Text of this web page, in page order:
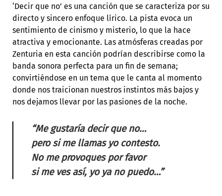
‘Decir que no’ es una canción que se caracteriza por su
directo y sincero enfoque lírico. La pista evoca un
sentimiento de cinismo y misterio, lo que la hace
atractiva y emocionante. Las atmósferas creadas por
Zenturia en esta canción podrían describirse como la
banda sonora perfecta para un fin de semana;
convirtiéndose en un tema que le canta al momento
donde nos traicionan nuestros instintos más bajos y
nos dejamos llevar por las pasiones de la noche.
“Me gustaría decir que no…
pero si me llamas yo contesto.
No me provoques por favor
si me ves así, yo ya no puedo…”